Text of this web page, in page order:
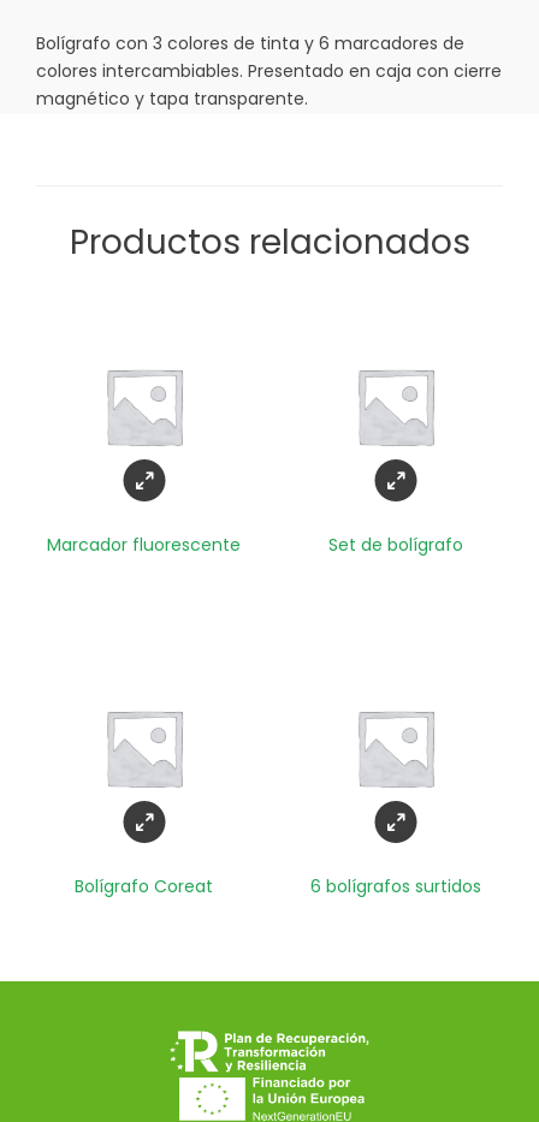
Bolígrafo con 3 colores de tinta y 6 marcadores de
colores intercambiables. Presentado en caja con cierre
magnético y tapa transparente.
Productos relacionados
Marcador fluorescente Set de bolígrafo
Bolígrafo Coreat 6 bolígrafos surtidos